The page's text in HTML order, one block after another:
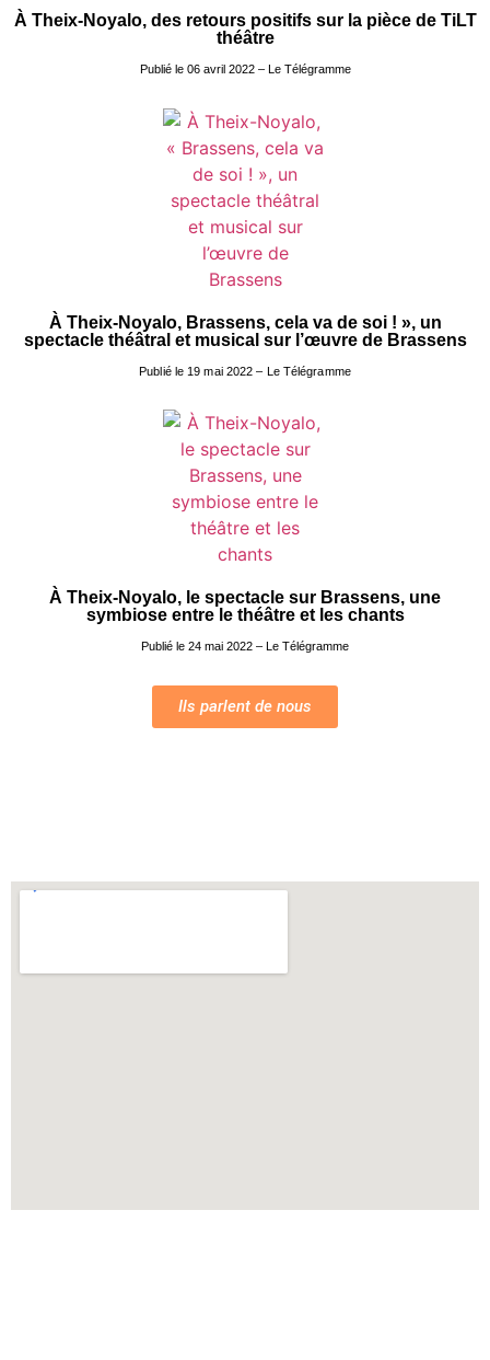
À Theix-Noyalo, des retours positifs sur la pièce de TiLT
théâtre
Publié le 06 avril 2022 – Le Télégramme
À Theix-Noyalo, Brassens, cela va de soi ! », un
spectacle théâtral et musical sur l’œuvre de Brassens
Publié le 19 mai 2022 – Le Télégramme
À Theix-Noyalo, le spectacle sur Brassens, une
symbiose entre le théâtre et les chants
Publié le 24 mai 2022 – Le Télégramme
Ils parlent de nous